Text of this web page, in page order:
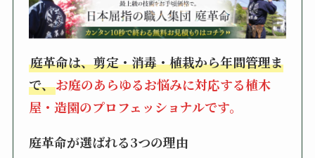
庭革命は、剪定・消毒・植栽から年間管理ま
で、お庭のあらゆるお悩みに対応する植木
屋・造園のプロフェッショナルです。
庭革命が選ばれる3つの理由